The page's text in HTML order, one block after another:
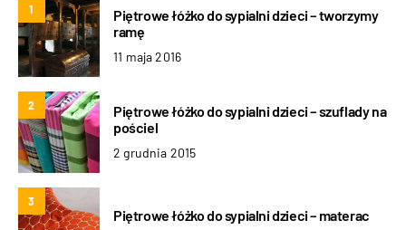
1
Piętrowe łóżko do sypialni dzieci – tworzymy
ramę
11 maja 2016
2
Piętrowe łóżko do sypialni dzieci – szuflady na
pościel
2 grudnia 2015
3
Piętrowe łóżko do sypialni dzieci – materac